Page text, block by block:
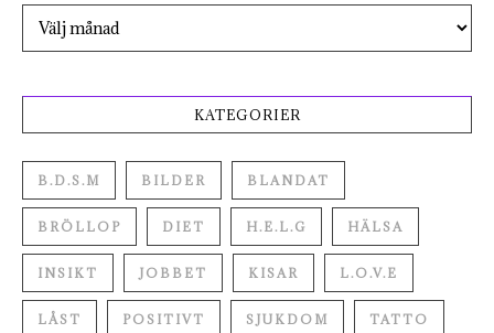
Arkiv
KATEGORIER
B.D.S.M BILDER BLANDAT
BRÖLLOP DIET H.E.L.G HÄLSA
INSIKT JOBBET KISAR L.O.V.E
LÅST POSITIVT SJUKDOM TATTO